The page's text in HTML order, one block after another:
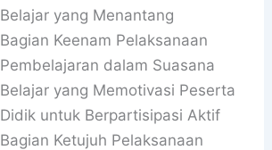
Belajar yang Menantang
Bagian Keenam Pelaksanaan
Pembelajaran dalam Suasana
Belajar yang Memotivasi Peserta
Didik untuk Berpartisipasi Aktif
Bagian Ketujuh Pelaksanaan